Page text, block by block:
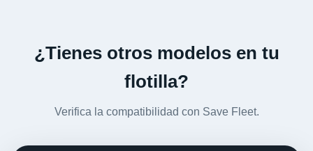
¿Tienes otros modelos en tu
flotilla?
Verifica la compatibilidad con Save Fleet.